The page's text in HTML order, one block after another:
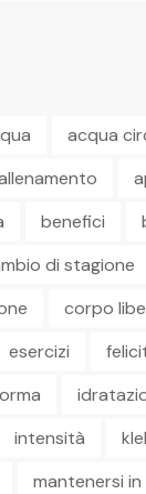
acqua
benefici
di stagione
corpo
esercizi
intensità
mantenersi